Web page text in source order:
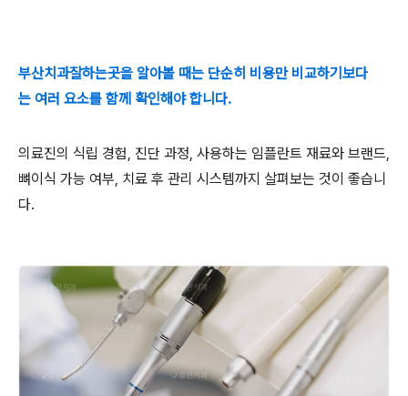
부산치과잘하는곳을 알아볼 때는 단순히 비용만 비교하기보다
는 여러 요소를 함께 확인해야 합니다.
의료진의 식립 경험, 진단 과정, 사용하는 임플란트 재료와 브랜드,
뼈이식 가능 여부, 치료 후 관리 시스템까지 살펴보는 것이 좋습니
다.